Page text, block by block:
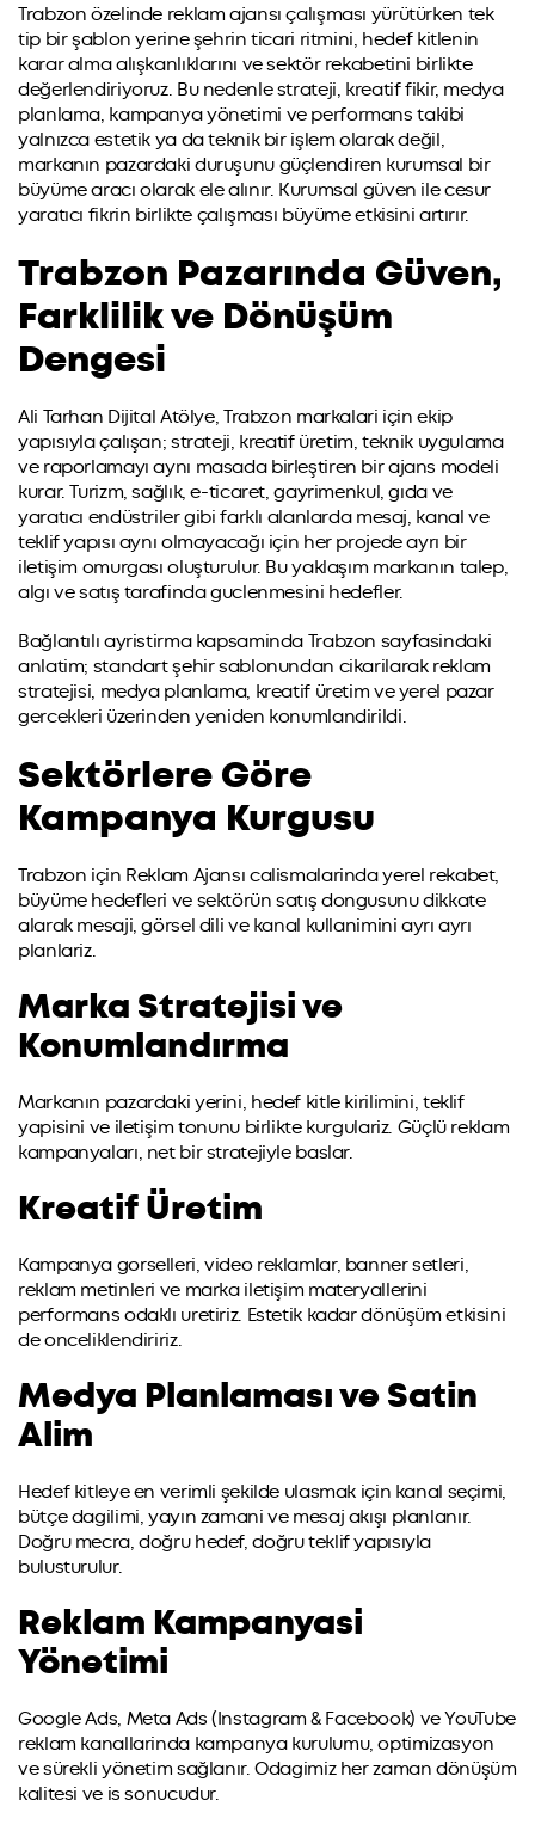
Trabzon özelinde reklam ajansı çalışması yürütürken tek
tip bir şablon yerine şehrin ticari ritmini, hedef kitlenin
karar alma alışkanlıklarını ve sektör rekabetini birlikte
değerlendiriyoruz. Bu nedenle strateji, kreatif fikir, medya
planlama, kampanya yönetimi ve performans takibi
yalnızca estetik ya da teknik bir işlem olarak değil,
markanın pazardaki duruşunu güçlendiren kurumsal bir
büyüme aracı olarak ele alınır. Kurumsal güven ile cesur
yaratıcı fikrin birlikte çalışması büyüme etkisini artırır.
Trabzon Pazarında Güven,
Farklilik ve Dönüşüm
Dengesi
Ali Tarhan Dijital Atölye, Trabzon markalari için ekip
yapısıyla çalışan; strateji, kreatif üretim, teknik uygulama
ve raporlamayı aynı masada birleştiren bir ajans modeli
kurar. Turizm, sağlık, e-ticaret, gayrimenkul, gıda ve
yaratıcı endüstriler gibi farklı alanlarda mesaj, kanal ve
teklif yapısı aynı olmayacağı için her projede ayrı bir
iletişim omurgası oluşturulur. Bu yaklaşım markanın talep,
algı ve satış tarafinda guclenmesini hedefler.
Bağlantılı ayristirma kapsaminda Trabzon sayfasindaki
anlatim; standart şehir sablonundan cikarilarak reklam
stratejisi, medya planlama, kreatif üretim ve yerel pazar
gercekleri üzerinden yeniden konumlandirildi.
Sektörlere Göre
Kampanya Kurgusu
Trabzon için Reklam Ajansı calismalarinda yerel rekabet,
büyüme hedefleri ve sektörün satış dongusunu dikkate
alarak mesaji, görsel dili ve kanal kullanimini ayrı ayrı
planlariz.
Marka Stratejisi ve
Konumlandırma
Markanın pazardaki yerini, hedef kitle kirilimini, teklif
yapisini ve iletişim tonunu birlikte kurgulariz. Güçlü reklam
kampanyaları, net bir stratejiyle baslar.
Kreatif Üretim
Kampanya gorselleri, video reklamlar, banner setleri,
reklam metinleri ve marka iletişim materyallerini
performans odaklı uretiriz. Estetik kadar dönüşüm etkisini
de onceliklendiririz.
Medya Planlaması ve Satin
Alim
Hedef kitleye en verimli şekilde ulasmak için kanal seçimi,
bütçe dagilimi, yayın zamani ve mesaj akışı planlanır.
Doğru mecra, doğru hedef, doğru teklif yapısıyla
bulusturulur.
Reklam Kampanyasi
Yönetimi
Google Ads, Meta Ads (Instagram & Facebook) ve YouTube
reklam kanallarinda kampanya kurulumu, optimizasyon
ve sürekli yönetim sağlanır. Odagimiz her zaman dönüşüm
kalitesi ve is sonucudur.